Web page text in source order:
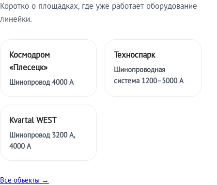
Коротко о площадках, где уже работает оборудование
линейки.
Космодром
«Плесецк»
Шинопровод 4000 А
Техноспарк
Шинопроводная
система 1200–5000 А
Kvartal WEST
Шинопровод 3200 А,
4000 А
Все объекты →